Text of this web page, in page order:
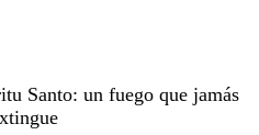
Santo: un fuego que jamás